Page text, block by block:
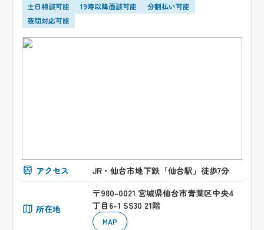
土日相談可能 19時以降面談可能
分割払い可能
夜間対応可能
アクセス JR・仙台市地下鉄「仙台駅」徒歩7分
所在地
〒980-0021 宮城県仙台市青葉区中央4
丁目6-1 SS30 21階
MAP